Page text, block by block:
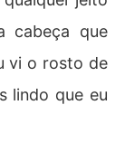
cabeça que
vi o rosto de
lindo que eu